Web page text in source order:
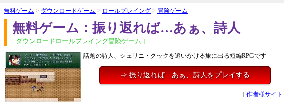
無料ゲーム > ダウンロードゲーム > ロールプレイング > 冒険ゲーム
無料ゲーム：振り返れば…あぁ、詩人
[ ダウンロードロールプレイング冒険ゲーム ]
話題の詩人、シェリニ・クックを追いかける旅に出る短編RPGです
⇒ 振り返れば…あぁ、詩人をプレイする
[ 作者様サイト